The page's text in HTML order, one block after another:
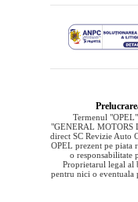
Termenul
"GENERAL MOTORS
direct SC Revizie Auto
OPEL prezent pe piata
o responsabilitate
Proprietarul legal al
pentru nici o eventuala